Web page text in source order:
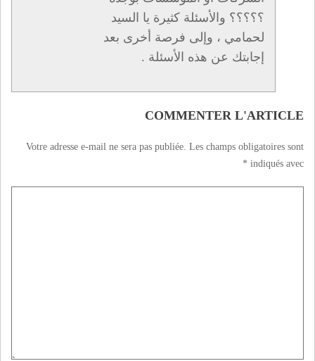
؟؟؟؟؟ والأسئلة كثيرة يا السيد
لحمامي ، وإلى فرصة أخرى بعد
إجابتك عن هذه الأسئلة .
COMMENTER L'ARTICLE
Votre adresse e-mail ne sera pas publiée. Les champs obligatoires sont
indiqués avec
*